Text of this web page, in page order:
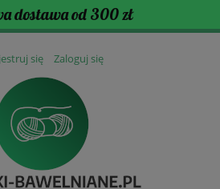
dostawa od 300 zł
się Zaloguj się